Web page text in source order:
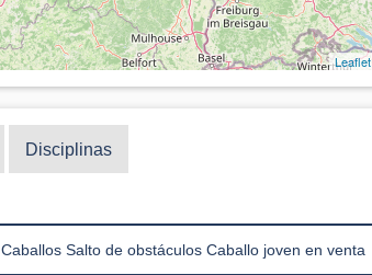
Leaflet
Disciplinas
Caballos Salto de obstáculos Caballo joven en venta